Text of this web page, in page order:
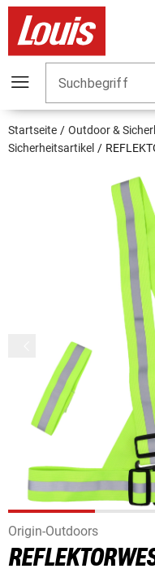
Suchbegriff
Startseite Outdoor &
Sicherheitsartikel
Origin-Outdoors